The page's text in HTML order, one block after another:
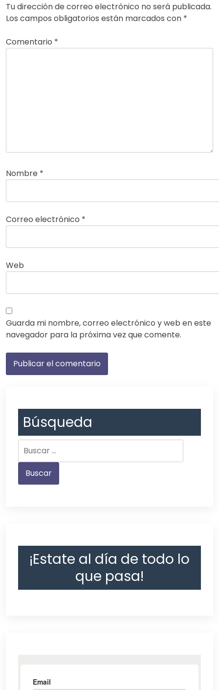
Tu dirección de correo electrónico no será publicada.
Los campos obligatorios están marcados con *
Comentario *
Nombre *
Correo electrónico *
Web
Guarda mi nombre, correo electrónico y web en este
navegador para la próxima vez que comente.
Búsqueda
¡Estate al día de todo lo
que pasa!